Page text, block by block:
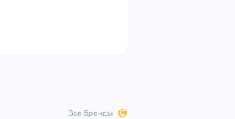
все бренды